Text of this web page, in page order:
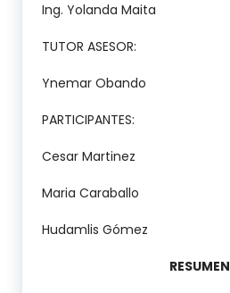
Ing. Yolanda Maita
TUTOR ASESOR:
Ynemar Obando
PARTICIPANTES:
Cesar Martinez
Maria Caraballo
Hudamlis Gómez
RESUMEN